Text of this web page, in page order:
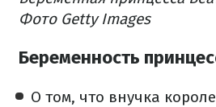
Фото Getty Images
Беременность
О том, что внучка